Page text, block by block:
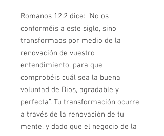
Romanos 12:2 dice: “No os
conforméis a este siglo, sino
transformaos por medio de la
renovación de vuestro
entendimiento, para que
comprobéis cuál sea la buena
voluntad de Dios, agradable y
perfecta”. Tu transformación ocurre
a través de la renovación de tu
mente, y dado que el negocio de la